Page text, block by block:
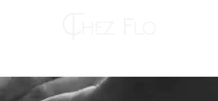
RESTAURANT